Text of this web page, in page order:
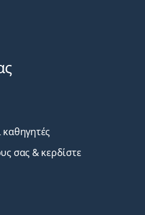
σας & κερδίστε